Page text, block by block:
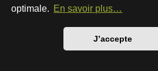
optimale. En savoir plus…
J’accepte
Style par
Traduction française officielle